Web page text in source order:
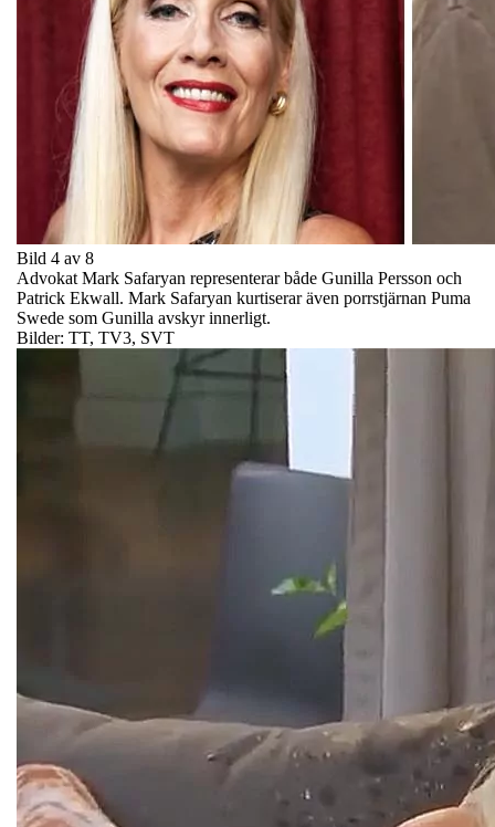
Bild 4 av 8
Advokat Mark Safaryan representerar både Gunilla Persson och
Patrick Ekwall. Mark Safaryan kurtiserar även porrstjärnan Puma
Swede som Gunilla avskyr innerligt.
Bilder: TT, TV3, SVT